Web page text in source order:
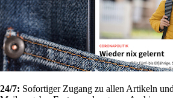
24/7: Sofortiger Zugang zu allen Artikeln